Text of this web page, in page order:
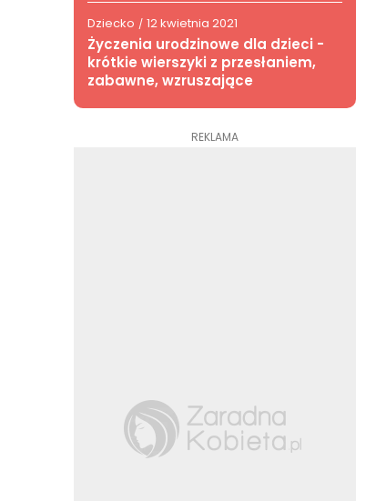
Dziecko / 12 kwietnia 2021
Życzenia urodzinowe dla dzieci -
krótkie wierszyki z przesłaniem,
zabawne, wzruszające
REKLAMA